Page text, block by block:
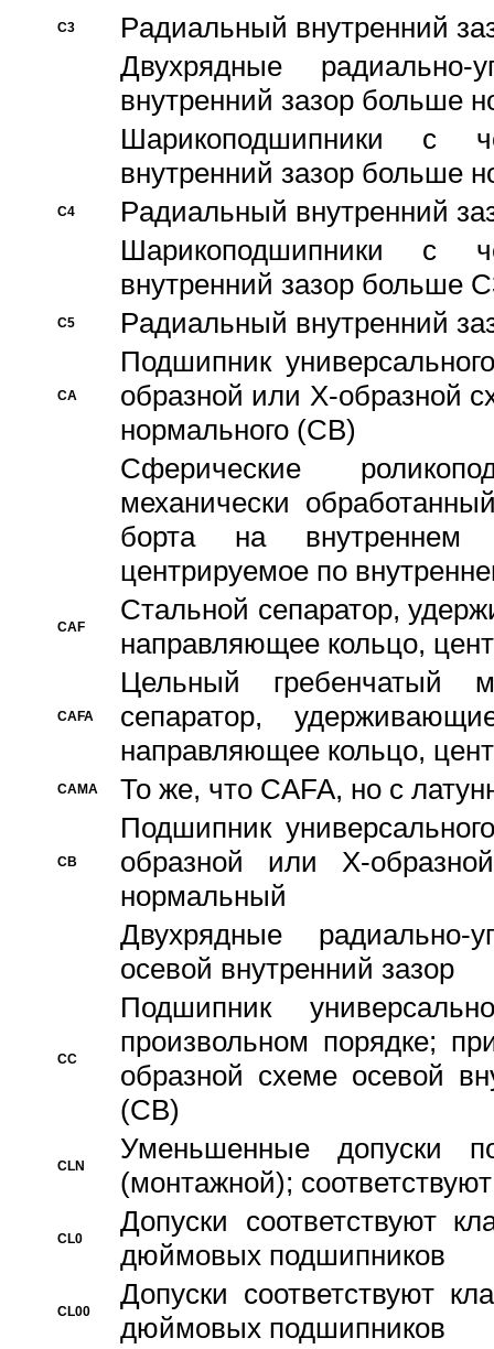
C3
Pадиальный внутренний
Двухрядные радиально-
внутренний зазор больше
Шарикоподшипники с
внутренний зазор больше
C4
Pадиальный внутренний
Шарикоподшипники с
внутренний зазор больше
C5 Pадиальный внутренний
CA
Подшипник
образной или Х-образной
нормального (CB)
Сферические
механически
борта на внутреннем
центрируемое по
CAF
Стальной сепаратор,
направляющее кольцо,
CAFA
Цельный гребенчатый
сепаратор,
направляющее кольцо,
CAMA То же, что CAFA, но с
CB
Подшипник
образной или Х-
нормальный
Двухрядные радиально-
осевой внутренний зазор
CC
Подшипник
произвольном порядке;
образной схеме осевой
(CB)
CLN
Уменьшенные
(монтажной);
CL0
Допуски соответствуют
дюймовых подшипников
CL00
Допуски соответствуют
дюймовых подшипников